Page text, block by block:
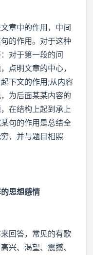
章中的作用，中间
的作用。对于这种
对于第一段的问
点明文章的中心，
下文的作用;从内容
为后面某某内容的
在结构上起到承上
句的作用是总结全
，并与题目相照
思想感情
回答，常见的有歌
兴、渴望、震撼、